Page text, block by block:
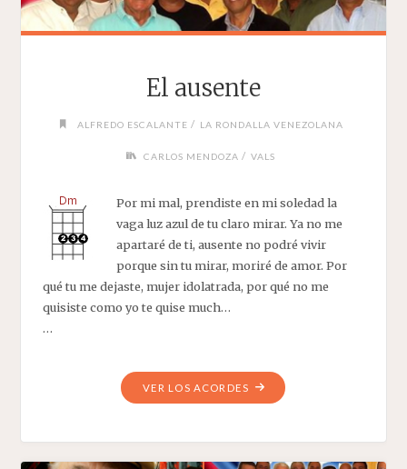
El ausente
ALFREDO ESCALANTE / LA RONDALLA VENEZOLANA
CARLOS MENDOZA / VALS
Por mi mal, prendiste en mi soledad la
vaga luz azul de tu claro mirar. Ya no me
apartaré de ti, ausente no podré vivir
porque sin tu mirar, moriré de amor. Por
qué tu me dejaste, mujer idolatrada, por qué no me
quisiste como yo te quise much…
…
VER LOS ACORDES"EL